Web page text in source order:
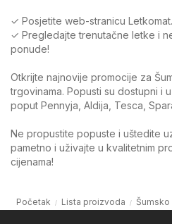
✓ Posjetite web-stranicu
✓ Pregledajte trenutačne letke i
ponude!
Otkrijte najnovije promocije za
trgovinama. Popusti su dostupni i
poput Pennyja, Aldija, Tesca,
Ne propustite popuste i uštedite
pametno i uživajte u kvalitetnim
cijenama!
Početak Lista proizvoda